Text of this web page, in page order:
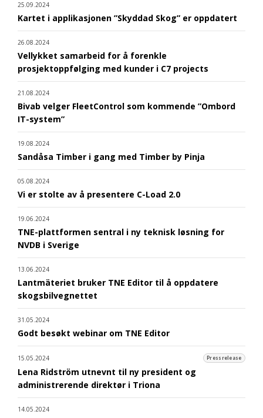
25.09.2024
Kartet i applikasjonen ”Skyddad Skog” er oppdatert
26.08.2024
Vellykket samarbeid for å forenkle
prosjektoppfølging med kunder i C7 projects
21.08.2024
Bivab velger FleetControl som kommende ”Ombord
IT-system”
19.08.2024
Sandåsa Timber i gang med Timber by Pinja
05.08.2024
Vi er stolte av å presentere C-Load 2.0
19.06.2024
TNE-plattformen sentral i ny teknisk løsning for
NVDB i Sverige
13.06.2024
Lantmäteriet bruker TNE Editor til å oppdatere
skogsbilvegnettet
31.05.2024
Godt besøkt webinar om TNE Editor
15.05.2024 Pressrelease
Lena Ridström utnevnt til ny president og
administrerende direktør i Triona
14.05.2024